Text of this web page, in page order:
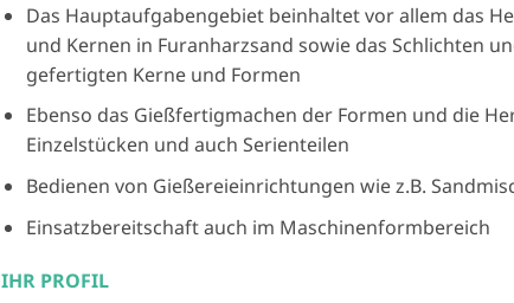
Das Hauptaufgabengebiet beinhaltet vor allem das
und Kernen in Furanharzsand sowie das Schlichten
gefertigten Kerne und Formen
Ebenso das Gießfertigmachen der Formen und die
Einzelstücken und auch Serienteilen
Bedienen von Gießereieinrichtungen wie z.B.
Einsatzbereitschaft auch im Maschinenformbereich
IHR PROFIL